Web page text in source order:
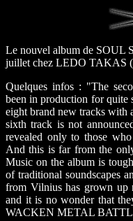
Le nouvel album de SOUL
juillet chez LEDO TAKAS
Quelques infos : "The
been in production for quite
eight brand new tracks with
sixth track is not
revealed only to those
And this is far from the
Music on the album is
of traditional soundscapes
from Vilnius has grown up
and it is no wonder that
WACKEN METAL